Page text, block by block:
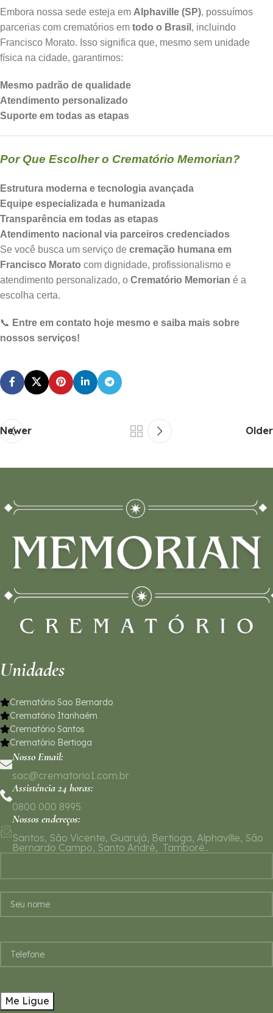
Embora nossa sede esteja em Alphaville (SP), possuímos
parcerias com crematórios em todo o Brasil , incluindo
Francisco Morato. Isso significa que, mesmo sem unidade
física na cidade, garantimos:
Mesmo padrão de qualidade
Atendimento personalizado
Suporte em todas as etapas
Por Que Escolher o Crematório Memorian?
Estrutura moderna e tecnologia avançada
Equipe especializada e humanizada
Transparência em todas as etapas
Atendimento nacional via parceiros credenciados
Se você busca um serviço de cremação humana em
Francisco Morato com dignidade, profissionalismo e
atendimento personalizado, o Crematório Memorian é a
escolha certa.
📞 Entre em contato hoje mesmo e saiba mais sobre
nossos serviços!
Newer Older
Unidades
Crematório Sao Bernardo
Crematório Itanhaém
Crematório Santos
Crematório Bertioga
Nosso Email:
sac@crematorio1.com.br
Assistência 24 horas:
0800 000 8995
Nossos endereços:
Santos, São Vicente, Guarujá, Bertioga, Alphaville, São
Bernardo Campo, Santo André, Tamboré..